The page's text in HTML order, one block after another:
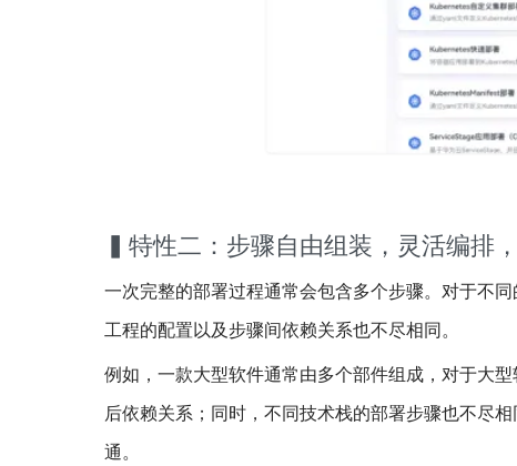
▍特性二：步骤自由组装，灵活编排
一次完整的部署过程通常会包含多个步骤。对于不
工程的配置以及步骤间依赖关系也不尽相同。
例如，一款大型软件通常由多个部件组成，对于大
后依赖关系；同时，不同技术栈的部署步骤也不尽
通。